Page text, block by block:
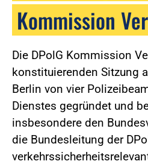
Kommission
Die DPolG Kommission
konstituierenden Sitzung
Berlin von vier
Dienstes gegründet und
insbesondere den
die Bundesleitung der